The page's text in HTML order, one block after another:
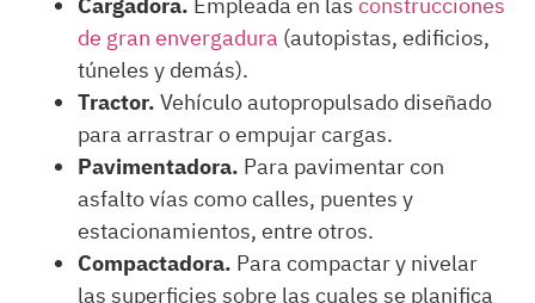
de gran envergadura (autopistas, edificios,
túneles y demás).
Tractor.Vehículo autopropulsado diseñado
para arrastrar o empujar cargas.
Pavimentadora. Para pavimentar con
asfalto vías como calles, puentes y
estacionamientos, entre otros.
Compactadora. Para compactar y nivelar
las superficies sobre las cuales se planifica